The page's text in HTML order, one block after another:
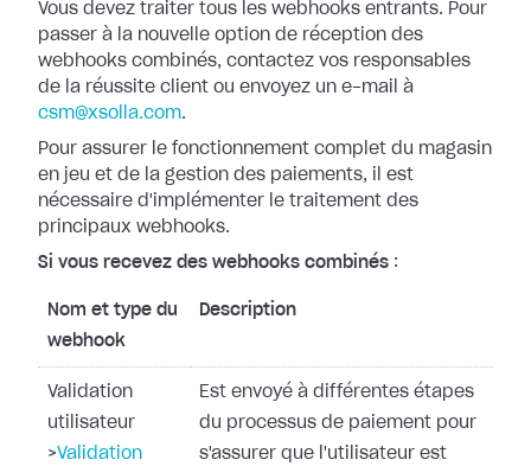
Vous devez traiter tous les webhooks entrants. Pour
passer à la nouvelle option de réception des
webhooks combinés, contactez vos responsables
de la réussite client ou envoyez un e-mail à
csm@xsolla.com.
Pour assurer le fonctionnement complet du magasin
en jeu et de la gestion des paiements, il est
nécessaire d'implémenter le traitement des
principaux webhooks.
Si vous recevez des webhooks combinés :
Nom et type du
webhook
Description
Validation
utilisateur
>Validation
Est envoyé à différentes étapes
du processus de paiement pour
s'assurer que l'utilisateur est